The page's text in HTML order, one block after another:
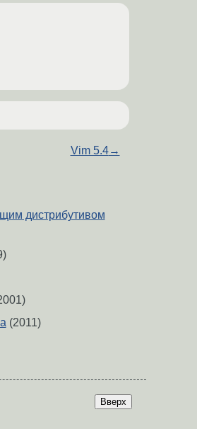
Vim 5.4→
дистрибутивом
(2011)
Вверх